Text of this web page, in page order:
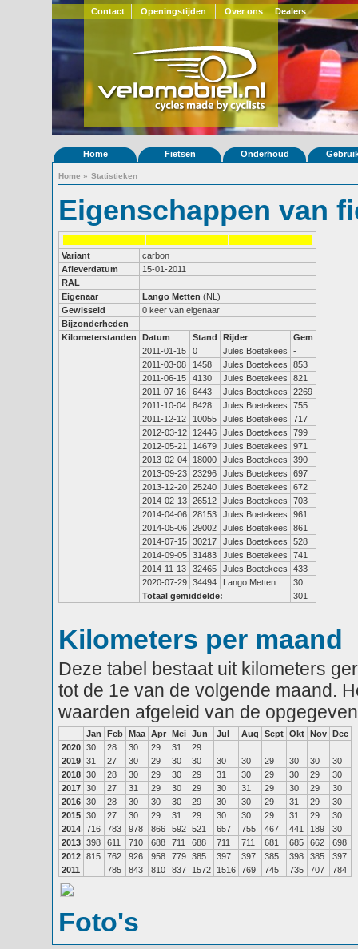
Contact Openingstijden Over ons Dealers
Home Fietsen Onderhoud
Home » Statistieken
Eigenschappen van
Variant
carbon
Afleverdatum
15-01-2011
RAL
Eigenaar
Lango Metten (NL)
Gewisseld
0 keer van eigenaar
Bijzonderheden
Kilometerstanden
Datum Stand Rijder
Gem
2011-01-15
0 Jules Boetekees
-
2011-03-08
1458 Jules Boetekees
853
2011-06-15
4130 Jules Boetekees
821
2011-07-16
6443 Jules Boetekees
2269
2011-10-04
8428 Jules Boetekees
755
2011-12-12
10055 Jules Boetekees
717
2012-03-12
12446 Jules Boetekees
799
2012-05-21
14679 Jules Boetekees
971
2013-02-04
18000 Jules Boetekees
390
2013-09-23 23296 Jules Boetekees
697
2013-12-20 25240 Jules Boetekees
672
2014-02-13 26512 Jules Boetekees
703
2014-04-06 28153 Jules Boetekees
961
2014-05-06 29002 Jules Boetekees
861
2014-07-15 30217 Jules Boetekees
528
2014-09-05 31483 Jules Boetekees
741
2014-11-13
32465 Jules Boetekees
433
2020-07-29 34494 Lango Metten
30
Totaal gemiddelde:
301
Kilometers per maand
Deze tabel bestaat uit kilometers
tot de 1e van de volgende maand.
waarden afgeleid van de
Jan Feb Maa Apr Mei Jun Jul Aug Sept Okt Nov Dec
2020 30 28 30 29 31
29
2019 31 27 30 29 30 30 30 30 29 30 30
30
2018 30 28 30 29 30 29 31 30 29 30 29
30
2017 30 27 31 29 30 29 30 31 29 30 29
30
2016 30 28 30 30 30 29 30 30 29 31 29
30
2015 30 27 30 29 31 29 30 30 29 31 29
30
2014 716 783 978 866 592 521 657 755 467 441 189
30
2013 398 611 710 688 711 688 711 711 681 685 662
698
2012 815 762 926 958 779 385 397 397 385 398 385
397
2011
785 843 810 837 1572 1516 769 745 735 707 784
Foto's